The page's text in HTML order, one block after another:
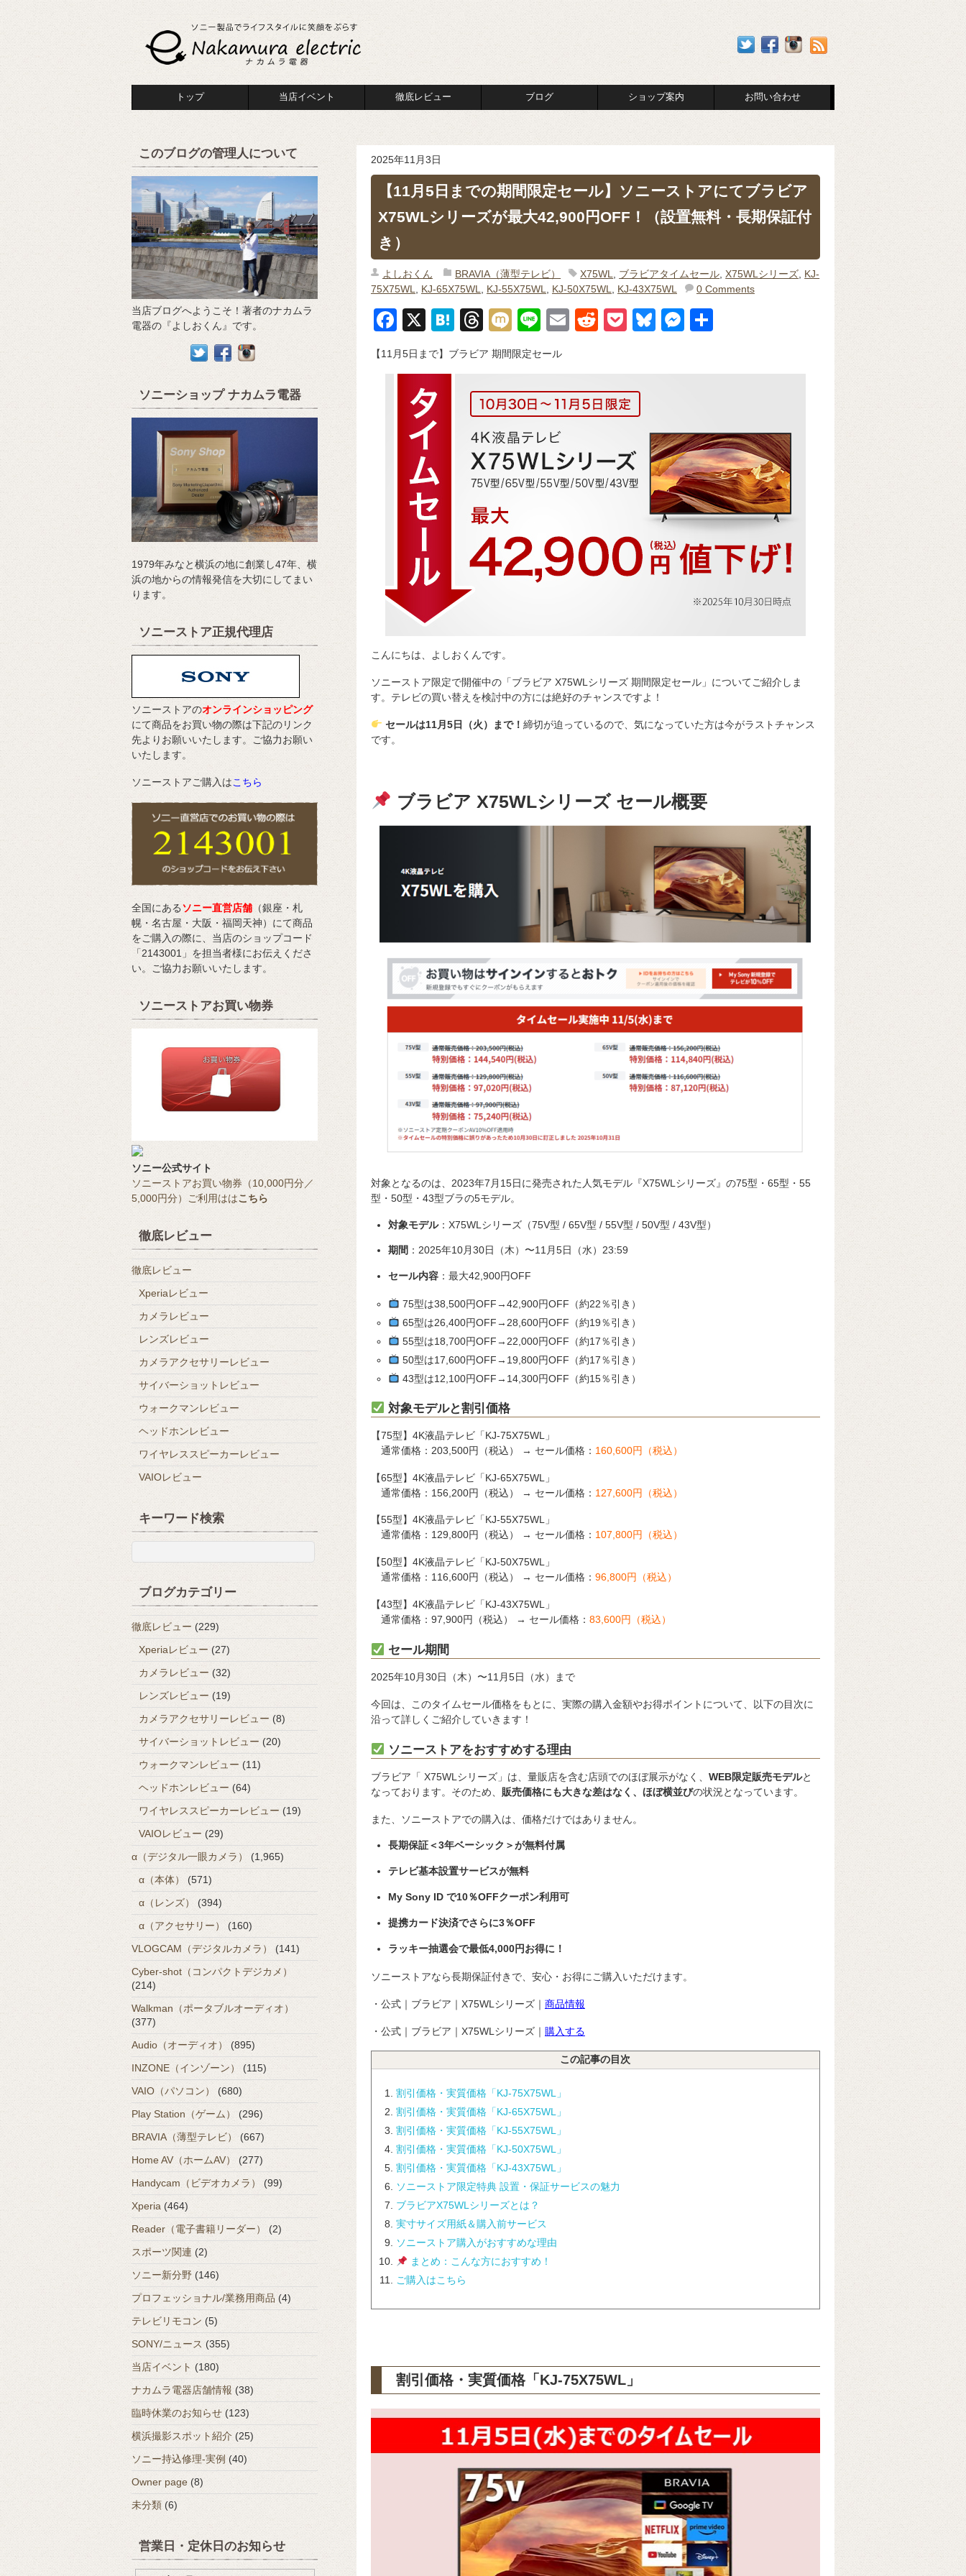
トップ 当店イベント 徹底レビュー ブログ ショップ案内 お問い合わせ
2025年11月3日
【11月5日までの期間限定セール】ソニーストアにてブラビア
X75WLシリーズが最大42,900円OFF！（設置無料・長期保証付
き）
よしおくん BRAVIA（薄型テレビ） X75WL ブラビアタイムセール ,X75WLシリーズ KJ-
75X75WL
KJ-65X75WL KJ-55X75WL KJ-50X75WL KJ-43X75WL 0 Comments
F
a
c
o
X
H
at
e
T
hr
e
a
d
s
M
ixi
Li
e
E
R
di
t
P
et
Bl
M
g
er
【11月5日まで】ブラビア 期間限定セール
こんにちは、よしおくんです。
ソニーストア限定で開催中の「ブラビア X75WLシリーズ 期間限定セール」についてご紹介しま
す。テレビの買い替えを検討中の方には絶好のチャンスですよ！
セールは11月5日（火）まで！ 締切が迫っているので、気になっていた方は今がラストチャンス
です。
ブラビア X75WLシリーズ セール概要
対象となるのは、2023年7月15日に発売された人気モデル『X75WLシリーズ』の75型・65型・55
型・50型・43型ブラの5モデル。
対象モデル：X75WLシリーズ（75V型 / 65V型 / 55V型 / 50V型 / 43V型）
期間 ：2025年10月30日（木）〜11月5日（水）23:59
セール内容：最大42,900円OFF
75型は38,500円OFF→42,900円OFF（約22％引き）
65型は26,400円OFF→28,600円OFF（約19％引き）
55型は18,700円OFF→22,000円OFF（約17％引き）
50型は17,600円OFF→19,800円OFF（約17％引き）
43型は12,100円OFF→14,300円OFF（約15％引き）
対象モデルと割引価格
【75型】4K液晶テレビ「KJ-75X75WL」
通常価格：203,500円（税込） → セール価格： 160,600円（税込）
【65型】4K液晶テレビ「KJ-65X75WL」
通常価格：156,200円（税込） → セール価格： 127,600円（税込）
【55型】4K液晶テレビ「KJ-55X75WL」
通常価格：129,800円（税込） → セール価格： 107,800円（税込）
【50型】4K液晶テレビ「KJ-50X75WL」
通常価格：116,600円（税込） → セール価格： 96,800円（税込）
【43型】4K液晶テレビ「KJ-43X75WL」
通常価格：97,900円（税込） → セール価格： 83,600円（税込）
セール期間
2025年10月30日（木）〜11月5日（水）まで
今回は、このタイムセール価格をもとに、実際の購入金額やお得ポイントについて、以下の目次に
沿って詳しくご紹介していきます！
ソニーストアをおすすめする理由
ブラビア「 X75WLシリーズ」は、量販店を含む店頭でのほぼ展示がなく、 WEB限定販売モデルと
なっております。そのため、
販売価格にも大きな差はなく、ほぼ横並びの状況となっています。
また、ソニーストアでの購入は、価格だけではありません。
長期保証＜3年ベーシック＞が無料付属
テレビ基本設置サービスが無料
My Sony ID で10％OFFクーポン利用可
提携カード決済でさらに3％OFF
ラッキー抽選会で最低4,000円お得に！
ソニーストアなら長期保証付きで、安心・お得にご購入いただけます。
・公式｜ブラビア｜X75WLシリーズ｜ 商品情報
・公式｜ブラビア｜X75WLシリーズ｜ 購入する
この記事の目次
割引価格・実質価格「KJ-75X75WL」
割引価格・実質価格「KJ-65X75WL」
割引価格・実質価格「KJ-55X75WL」
割引価格・実質価格「KJ-50X75WL」
割引価格・実質価格「KJ-43X75WL」
ソニーストア限定特典 設置・保証サービスの魅力
ブラビアX75WLシリーズとは？
実寸サイズ用紙＆購入前サービス
ソニーストア購入がおすすめな理由
まとめ：こんな方におすすめ！
ご購入はこちら
割引価格・実質価格「KJ-75X75WL」
このブログの管理人について
当店ブログへようこそ！著者のナカムラ
電器の『よしおくん』です。
ソニーショップ ナカムラ電器
1979年みなと横浜の地に創業し47年、横
浜の地からの情報発信を大切にしてまい
ります。
ソニーストア正規代理店
ソニーストアのオンラインショッピング
にて商品をお買い物の際は下記のリンク
先よりお願いいたします。ご協力お願い
いたします。
ソニーストアご購入はこちら
全国にあるソニー直営店舗 （銀座・札
幌・名古屋・大阪・福岡天神）にて商品
をご購入の際に、当店のショップコード
「2143001」を担当者様にお伝えくださ
い。ご協力お願いいたします。
ソニーストアお買い物券
ソニー公式サイト
ソニーストアお買い物券（10,000円分／
5,000円分）ご利用ははこちら
徹底レビュー
徹底レビュー
Xperiaレビュー
カメラレビュー
レンズレビュー
カメラアクセサリーレビュー
サイバーショットレビュー
ウォークマンレビュー
ヘッドホンレビュー
ワイヤレススピーカーレビュー
VAIOレビュー
キーワード検索
ブログカテゴリー
徹底レビュー (229)
Xperiaレビュー(27)
カメラレビュー (32)
レンズレビュー (19)
カメラアクセサリーレビュー (8)
サイバーショットレビュー (20)
ウォークマンレビュー (11)
ヘッドホンレビュー (64)
ワイヤレススピーカーレビュー (19)
VAIOレビュー (29)
α（デジタル一眼カメラ）
(1,965)
α（本体）
(571)
α（レンズ）
(394)
α（アクセサリー）
(160)
VLOGCAM（デジタルカメラ）
(141)
Cyber-shot（コンパクトデジカメ）
(214)
Walkman（ポータブルオーディオ）
(377)
Audio（オーディオ）
(895)
INZONE（インゾーン）
(115)
VAIO（パソコン）
(680)
Play Station（ゲーム）
(296)
BRAVIA（薄型テレビ）
(667)
Home AV（ホームAV）
(277)
Handycam（ビデオカメラ）
(99)
Xperia (464)
Reader（電子書籍リーダー）
(2)
スポーツ関連 (2)
ソニー新分野 (146)
プロフェッショナル/業務用商品 (4)
テレビリモコン (5)
SONY/ニュース (355)
当店イベント (180)
ナカムラ電器店舗情報 (38)
臨時休業のお知らせ (123)
横浜撮影スポット紹介 (25)
ソニー持込修理-実例 (40)
Owner page (8)
未分類 (6)
営業日・定休日のお知らせ